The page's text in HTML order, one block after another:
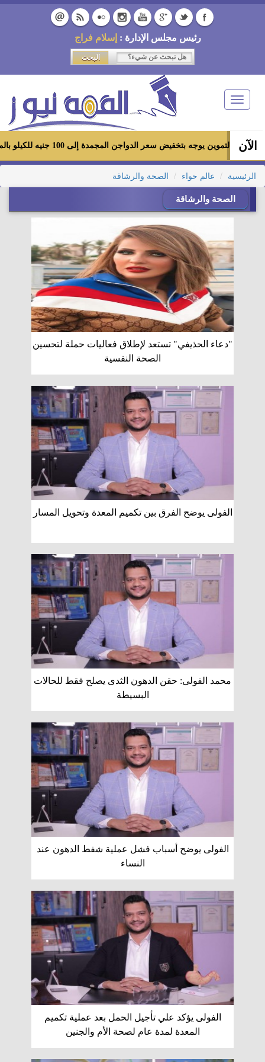
رئيس مجلس الإدارة : إسلام فراج
Toggle
navigation
الآن
التموين يوجه بتخفيض سعر الدواجن المجمدة إلى 100 جنيه للكيلو بالمجمعات الاستهلاكية ومعارض «أهلاً رمضان»
الرئيسية عالم حواء الصحة والرشاقة
الصحة والرشاقة
"دعاء الحذيفي" تستعد لإطلاق فعاليات حملة لتحسين
الصحة النفسية
الفولى يوضح الفرق بين تكميم المعدة وتحويل المسار
محمد الفولى: حقن الدهون الثدى يصلح فقط للحالات
البسيطة
الفولى يوضح أسباب فشل عملية شفط الدهون عند
النساء
الفولى يؤكد علي تأجيل الحمل بعد عملية تكميم
المعدة لمدة عام لصحة الأم والجنين